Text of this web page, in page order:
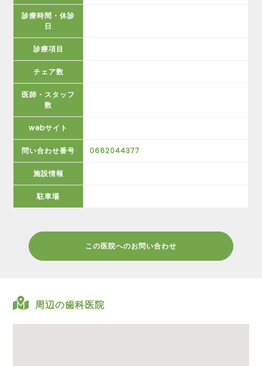
診療時間・休診
日
診療項目
チェア数
医師・スタッフ
数
webサイト
問い合わせ番号 0662044377
施設情報
駐車場
この医院へのお問い合わせ
周辺の歯科医院